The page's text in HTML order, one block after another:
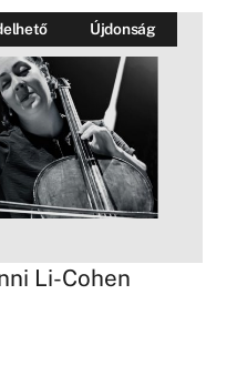
Újdonság
Li-Cohen